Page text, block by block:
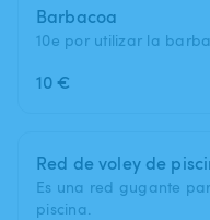
Barbacoa
10e por utilizar la
10 €
Red de voley de
Es una red gugante
piscina.